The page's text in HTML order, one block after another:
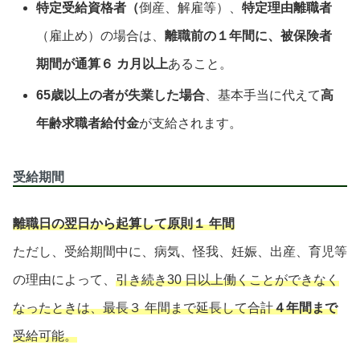
特定受給資格者（倒産、解雇等）、特定理由離職者
（雇止め）の場合は 、離職前の１年間に、被保険者
期間が通算６ カ月以上あること。
65歳以上の者が失業した場合 、基本手当に代えて高
年齢求職者給付金が支給されます。
受給期間
離職日の翌日から起算して原則１ 年間
ただし、受給期間中に、病気、怪我、妊娠、出産、育児等
の理由によって、 引き続き30 日以上働くことができなく
なったときは、最長３年間まで延長して合計４年間まで
受給可能。